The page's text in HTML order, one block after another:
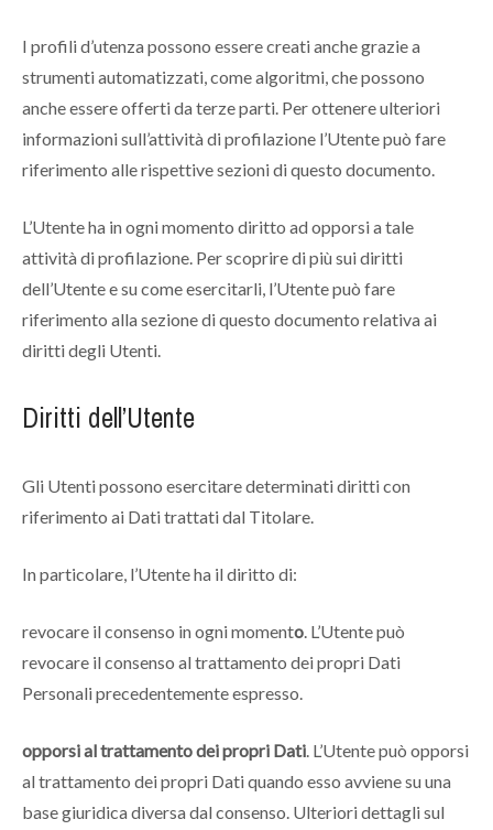
I profili d’utenza possono essere creati anche grazie a
strumenti automatizzati, come algoritmi, che possono
anche essere offerti da terze parti. Per ottenere ulteriori
informazioni sull’attività di profilazione l’Utente può fare
riferimento alle rispettive sezioni di questo documento.
L’Utente ha in ogni momento diritto ad opporsi a tale
attività di profilazione. Per scoprire di più sui diritti
dell’Utente e su come esercitarli, l’Utente può fare
riferimento alla sezione di questo documento relativa ai
diritti degli Utenti.
Diritti dell’Utente
Gli Utenti possono esercitare determinati diritti con
riferimento ai Dati trattati dal Titolare.
In particolare, l’Utente ha il diritto di:
revocare il consenso in ogni momento . L’Utente può
revocare il consenso al trattamento dei propri Dati
Personali precedentemente espresso.
opporsi al trattamento dei propri Dati . L’Utente può opporsi
al trattamento dei propri Dati quando esso avviene su una
base giuridica diversa dal consenso. Ulteriori dettagli sul